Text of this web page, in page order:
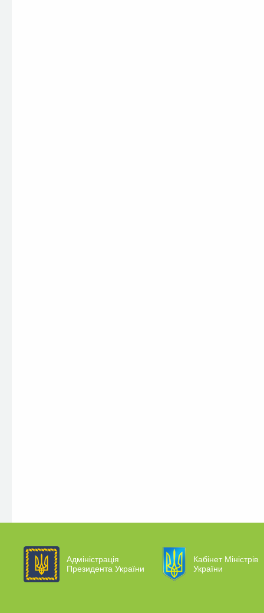
Адміністрація
Президента України
Кабінет Міністрів
України